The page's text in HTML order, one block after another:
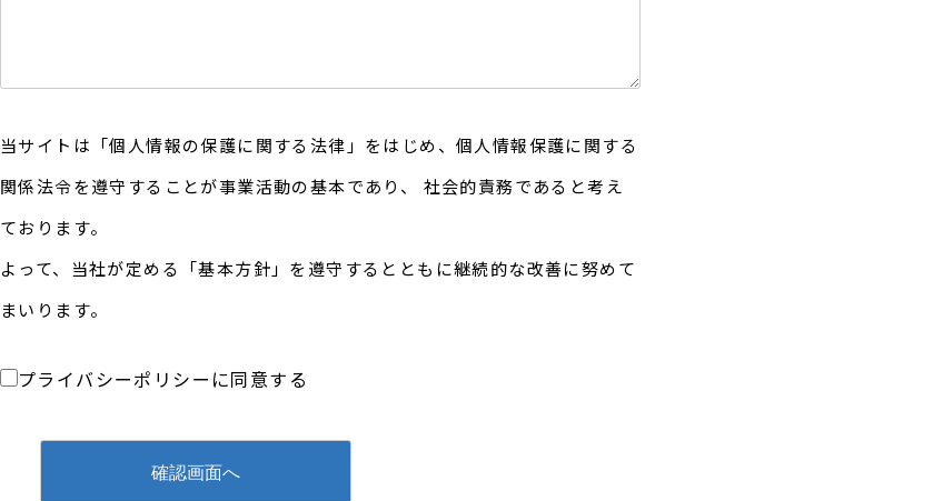
当サイトは「個人情報の保護に関する法律」をはじめ、個人情報保護に関する
関係法令を遵守することが事業活動の基本であり、 社会的責務であると考え
ております。
よって、当社が定める「基本方針」を遵守するとともに継続的な改善に努めて
まいります。
プライバシーポリシーに同意する
確認画面へ